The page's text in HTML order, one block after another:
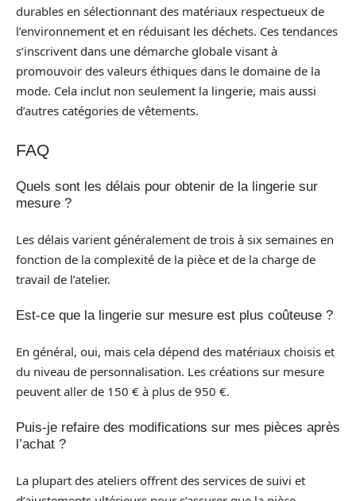
durables en sélectionnant des matériaux respectueux de
l’environnement et en réduisant les déchets. Ces tendances
s’inscrivent dans une démarche globale visant à
promouvoir des valeurs éthiques dans le domaine de la
mode. Cela inclut non seulement la lingerie, mais aussi
d’autres catégories de vêtements.
FAQ
Quels sont les délais pour obtenir de la lingerie sur
mesure ?
Les délais varient généralement de trois à six semaines en
fonction de la complexité de la pièce et de la charge de
travail de l’atelier.
Est-ce que la lingerie sur mesure est plus coûteuse ?
En général, oui, mais cela dépend des matériaux choisis et
du niveau de personnalisation. Les créations sur mesure
peuvent aller de 150 € à plus de 950 €.
Puis-je refaire des modifications sur mes pièces après
l’achat ?
La plupart des ateliers offrent des services de suivi et